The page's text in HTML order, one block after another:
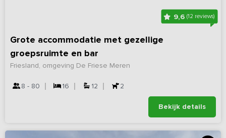
9,6(12 reviews)
Grote accommodatie met gezellige
groepsruimte en bar
Friesland, omgeving De Friese Meren
8 - 80 16 12 2
Bekijk details